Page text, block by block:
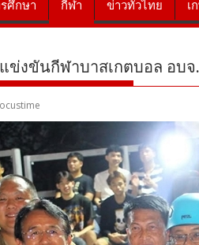
ศึกษา กีฬา ข่าวทั่วไทย เ
ข่งขันกีฬาบาสเกตบอล อบ